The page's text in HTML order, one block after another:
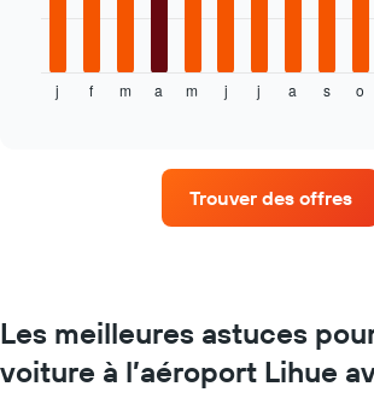
location
dessous
indique
le
graphique,
j f m a m j j a s o
Trouver des offres
Les meilleures astuces
voiture à l’aéroport Lihue